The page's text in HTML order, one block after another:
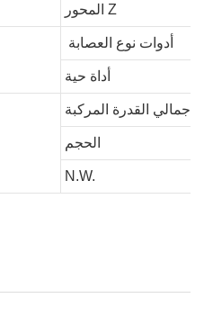
المحور Z
أدوات نوع العصابة
أداة حية
إجمالي القدرة المركبة
الحجم
N.W.